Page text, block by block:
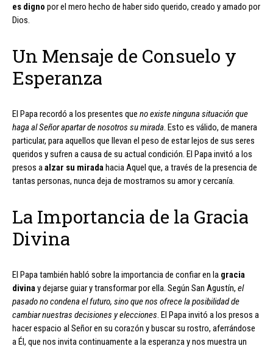
es digno por el mero hecho de haber sido querido, creado y amado por
Dios.
Un Mensaje de Consuelo y
Esperanza
El Papa recordó a los presentes que no existe ninguna situación que
haga al Señor apartar de nosotros su mirada. Esto es válido, de manera
particular, para aquellos que llevan el peso de estar lejos de sus seres
queridos y sufren a causa de su actual condición. El Papa invitó a los
presos aalzar su miradahacia Aquel que, a través de la presencia de
tantas personas, nunca deja de mostrarnos su amor y cercanía.
La Importancia de la Gracia
Divina
El Papa también habló sobre la importancia de confiar en la gracia
divinay dejarse guiar y transformar por ella. Según San Agustín, el
pasado no condena el futuro, sino que nos ofrece la posibilidad de
cambiar nuestras decisiones y elecciones. El Papa invitó a los presos a
hacer espacio al Señor en su corazón y buscar su rostro, aferrándose
a Él, que nos invita continuamente a la esperanza y nos muestra un